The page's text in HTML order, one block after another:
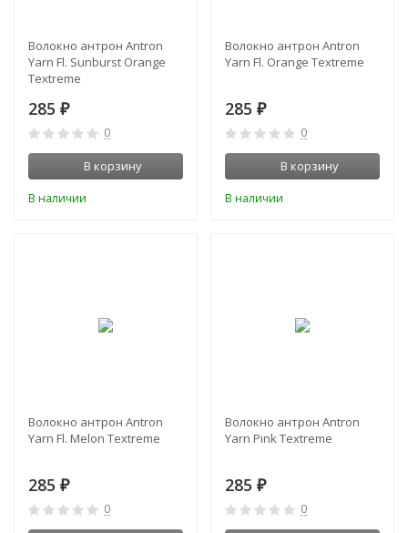
Волокно антрон Antron
Yarn Fl. Sunburst Orange
Textreme
285 ₽
0
В корзину
В наличии
Волокно антрон Antron
Yarn Fl. Orange Textreme
285 ₽
0
В корзину
В наличии
Волокно антрон Antron
Yarn Fl. Melon Textreme
285 ₽
0
Волокно антрон Antron
Yarn Pink Textreme
285 ₽
0